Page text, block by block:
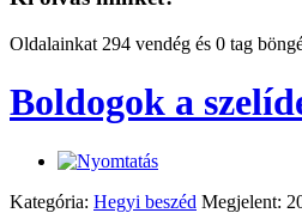
Oldalainkat 294 vendég és 0 tag
Boldogok a
Kategória: Hegyi beszéd Megjelent: